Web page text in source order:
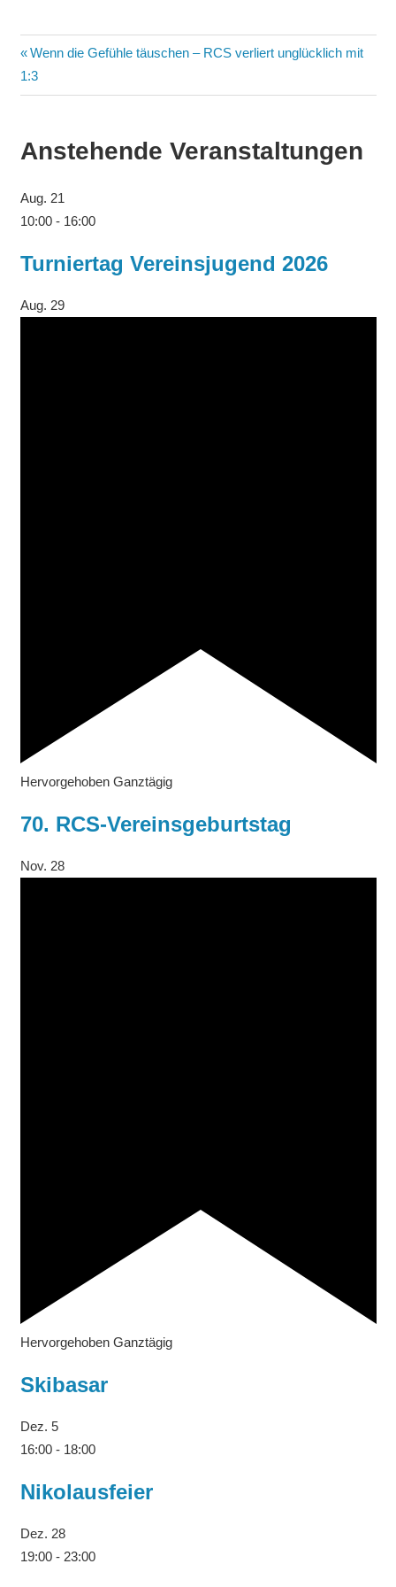
Wenn die Gefühle täuschen – RCS verliert unglücklich mit
1:3
Anstehende Veranstaltungen
Aug. 21
10:00- 16:00
Turniertag Vereinsjugend 2026
Aug. 29
Hervorgehoben Ganztägig
70. RCS-Vereinsgeburtstag
Nov. 28
Hervorgehoben Ganztägig
Skibasar
Dez. 5
16:00- 18:00
Nikolausfeier
Dez. 28
19:00- 23:00